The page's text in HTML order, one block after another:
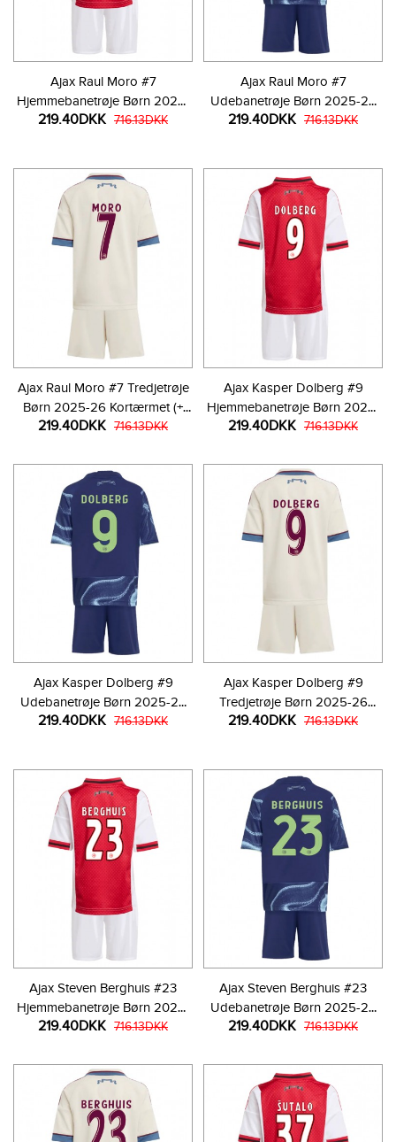
Ajax Raul Moro #7
Hjemmebanetrøje Børn 2025-
26 Kortærmet (+ Korte bukser)
219.40DKK 716.13DKK
Ajax Raul Moro #7
Udebanetrøje Børn 2025-26
Kortærmet (+ Korte bukser)
219.40DKK 716.13DKK
Ajax Raul Moro #7 Tredjetrøje
Børn 2025-26 Kortærmet (+
Korte bukser)
219.40DKK 716.13DKK
Ajax Kasper Dolberg #9
Hjemmebanetrøje Børn 2025-
26 Kortærmet (+ Korte bukser)
219.40DKK 716.13DKK
Ajax Kasper Dolberg #9
Udebanetrøje Børn 2025-26
Kortærmet (+ Korte bukser)
219.40DKK 716.13DKK
Ajax Kasper Dolberg #9
Tredjetrøje Børn 2025-26
Kortærmet (+ Korte bukser)
219.40DKK 716.13DKK
Ajax Steven Berghuis #23
Hjemmebanetrøje Børn 2025-
26 Kortærmet (+ Korte bukser)
219.40DKK 716.13DKK
Ajax Steven Berghuis #23
Udebanetrøje Børn 2025-26
Kortærmet (+ Korte bukser)
219.40DKK 716.13DKK